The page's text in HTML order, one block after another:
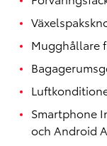
Mugghållare
Smartphone
och Android